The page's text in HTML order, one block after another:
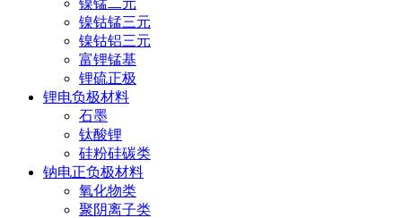
镍锰二元
镍钴锰三元
镍钴铝三元
富锂锰基
锂硫正极
锂电负极材料
石墨
钛酸锂
硅粉硅碳类
钠电正负极材料
氧化物类
聚阴离子类